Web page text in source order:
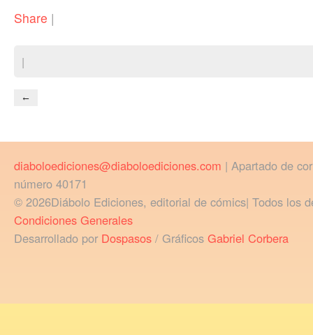
Share |
|
←
diaboloediciones@diaboloediciones.com | Apartado de
número 40171
© 2026Diábolo Ediciones, editorial de cómics| Todos los
Condiciones Generales
Desarrollado por Dospasos / Gráficos Gabriel Corbera